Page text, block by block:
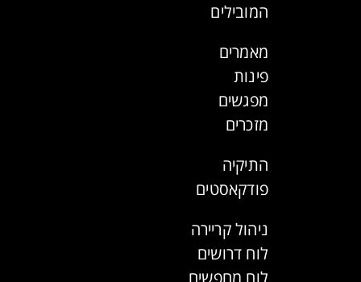
המובילים
מאמרים
פינות
מפגשים
מזכרים
התיקיה
פודקאסטים
ניהול קריירה
לוח דרושים